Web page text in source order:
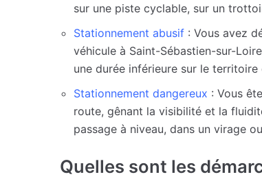
sur une piste cyclable, sur un
Stationnement abusif : Vous avez
véhicule à Saint-Sébastien-sur-
une durée inférieure sur le territoire
Stationnement dangereux : Vous
route, gênant la visibilité et la
passage à niveau, dans un virage
Quelles sont les